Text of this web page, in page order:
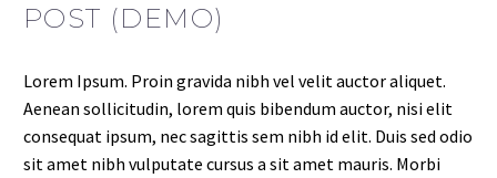
POST (DEMO)
Lorem Ipsum. Proin gravida nibh vel velit auctor aliquet.
Aenean sollicitudin, lorem quis bibendum auctor, nisi elit
consequat ipsum, nec sagittis sem nibh id elit. Duis sed odio
sit amet nibh vulputate cursus a sit amet mauris. Morbi